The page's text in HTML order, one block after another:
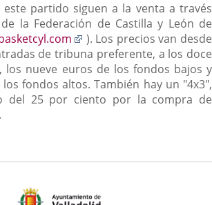
este partido siguen a la venta a través
la Federación de Castilla y León de
Enlace
a
una
aplicación
externa.
). Los precios van desde
de tribuna preferente, a los doce
los nueve euros de los fondos bajos y
fondos altos. También hay un "4x3",
del 25 por ciento por la compra de